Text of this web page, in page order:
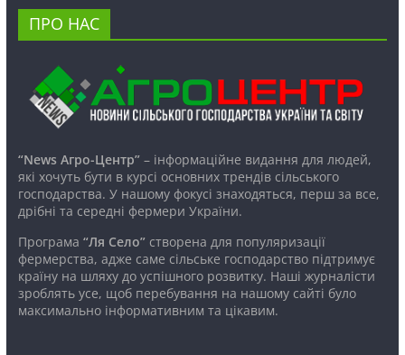
ПРО НАС
“News Агро-Центр”– інформаційне видання для людей,
які хочуть бути в курсі основних трендів сільського
господарства. У нашому фокусі знаходяться, перш за все,
дрібні та середні фермери України.
Програма “Ля Село”створена для популяризації
фермерства, адже саме сільське господарство підтримує
країну на шляху до успішного розвитку. Наші журналісти
зроблять усе, щоб перебування на нашому сайті було
максимально інформативним та цікавим.